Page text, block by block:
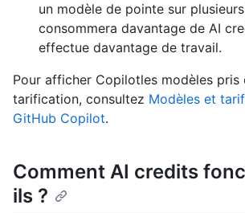
un modèle de pointe sur
consommera davantage de AI
effectue davantage de travail.
Pour afficher Copilotles modèles pris
tarification, consultez Modèles et
GitHub Copilot.
Comment AI credits
ils ?